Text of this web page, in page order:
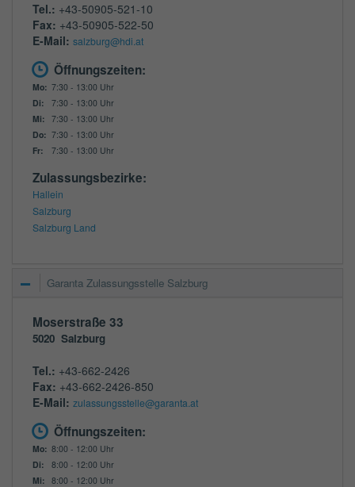
Tel.: +43-50905-521-10
Fax: +43-50905-522-50
E-Mail: salzburg@hdi.at
Öffnungszeiten:
Mo: 7:30 - 13:00 Uhr
Di:
7:30 - 13:00 Uhr
Mi: 7:30 - 13:00 Uhr
Do: 7:30 - 13:00 Uhr
Fr:
7:30 - 13:00 Uhr
Zulassungsbezirke:
Hallein
Salzburg
Salzburg Land
Garanta Zulassungsstelle Salzburg
Moserstraße 33
5020 Salzburg
Tel.: +43-662-2426
Fax: +43-662-2426-850
E-Mail: zulassungsstelle@garanta.at
Öffnungszeiten:
Mo: 8:00 - 12:00 Uhr
Di:
8:00 - 12:00 Uhr
Mi: 8:00 - 12:00 Uhr